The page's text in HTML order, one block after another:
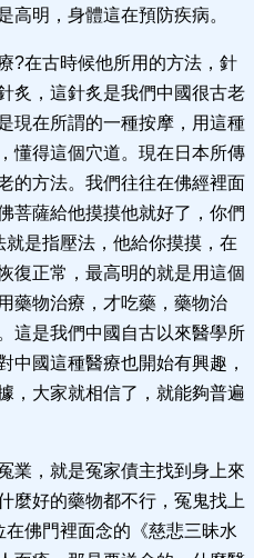
高明，身體這在預防疾病。
?在古時候他所用的方法，針
炙，這針炙是我們中國很古老
現在所謂的一種按摩，用這種
懂得這個穴道。現在日本所傳
的方法。我們往往在佛經裡面
菩薩給他摸摸他就好了，你們
是指壓法，他給你摸摸，在
復正常，最高明的就是用這個
藥物治療，才吃藥，藥物治
這是我們中國自古以來醫學所
中國這種醫療也開始有興趣，
，大家就相信了，就能夠普遍
業，就是冤家債主找到身上來
麼好的藥物都不行，冤鬼找上
佛門裡面念的《慈悲三昧水